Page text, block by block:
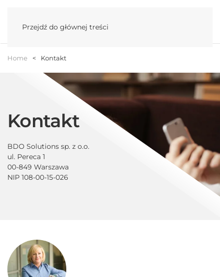
Przejdź do głównej treści
Home Kontakt
Kontakt
BDO Solutions sp. z o.o.
ul. Pereca 1
00-849 Warszawa
NIP 108-00-15-026